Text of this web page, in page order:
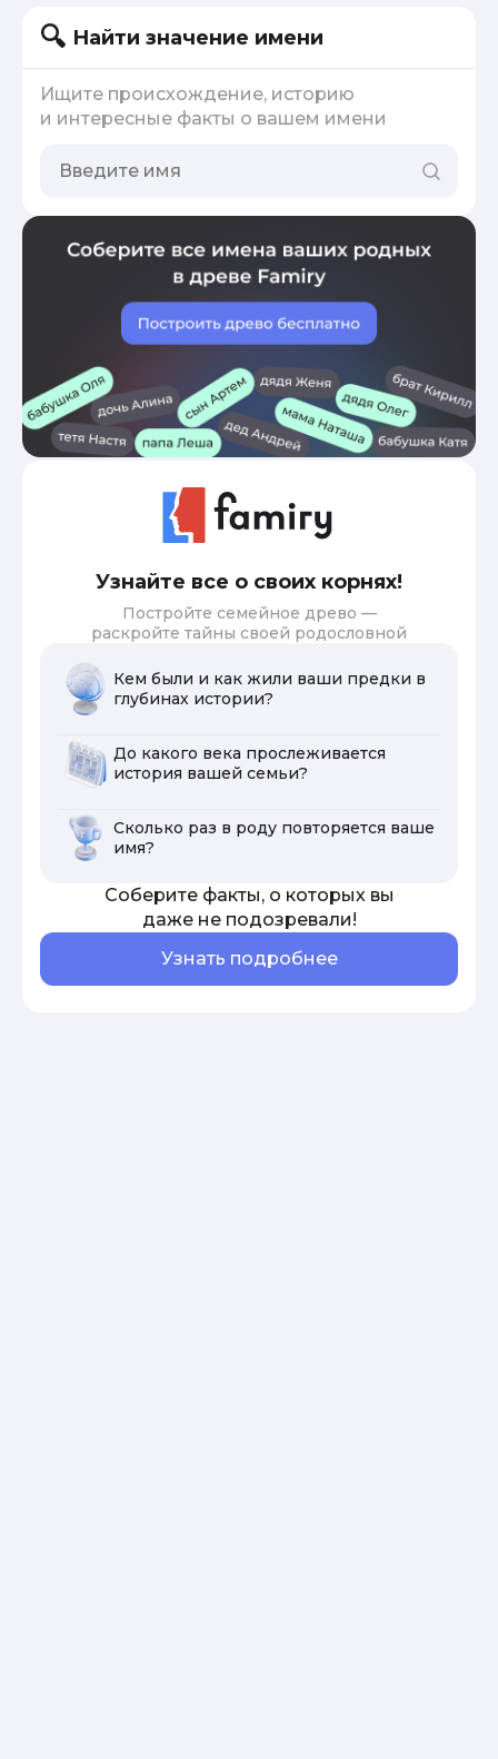
Найти значение имени
Ищите происхождение, историю
и интересные факты о вашем имени
Узнайте все о своих корнях!
Постройте семейное древо —
раскройте тайны своей родословной
Кем были и как жили ваши предки в
глубинах истории?
До какого века прослеживается
история вашей семьи?
Сколько раз в роду повторяется ваше
имя?
Соберите факты, о которых вы
даже не подозревали!
Узнать подробнее